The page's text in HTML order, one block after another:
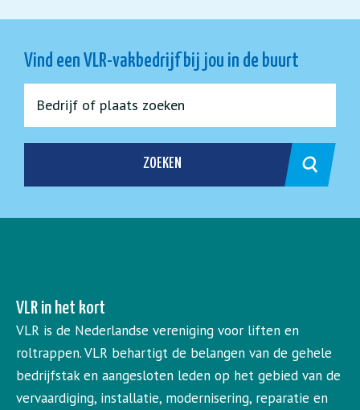
Vind een VLR-vakbedrijf bij jou in de buurt
ZOEKEN
VLR in het kort
VLR is de Nederlandse vereniging voor liften en
roltrappen. VLR behartigt de belangen van de gehele
bedrijfstak en aangesloten leden op het gebied van de
vervaardiging, installatie, modernisering, reparatie en